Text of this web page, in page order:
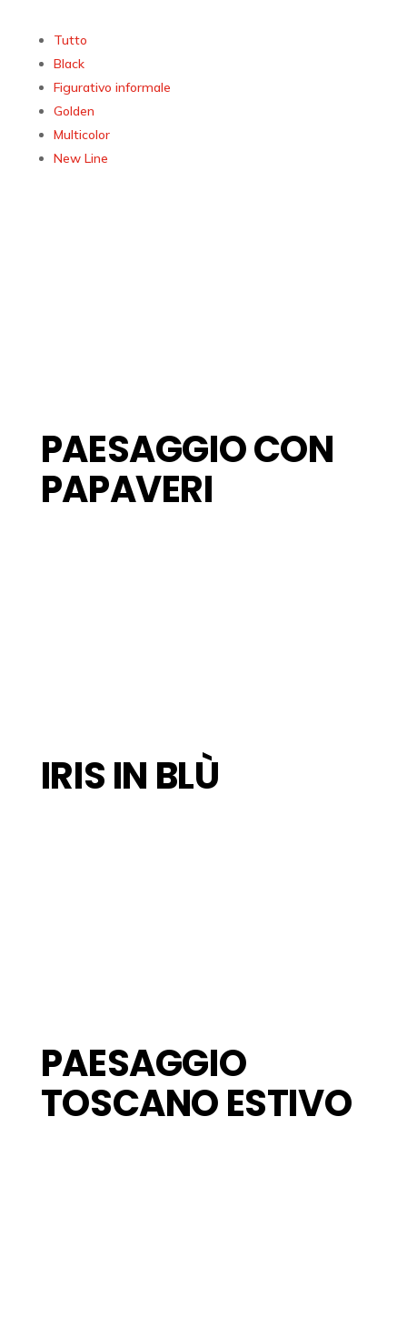
Tutto
Black
Figurativo informale
Golden
Multicolor
New Line
PAESAGGIO CON
PAPAVERI
IRIS IN BLÙ
PAESAGGIO
TOSCANO ESTIVO